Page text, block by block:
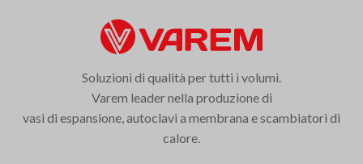
Soluzioni di qualità per tutti i volumi.
Varem leader nella produzione di
vasi di espansione, autoclavi a membrana e scambiatori di
calore.